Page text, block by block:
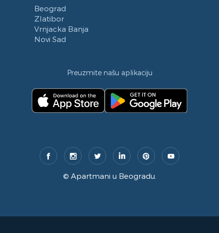
Beograd
Zlatibor
Vrnjacka Banja
Novi Sad
Preuzmite našu aplikaciju
© Apartmani u Beogradu